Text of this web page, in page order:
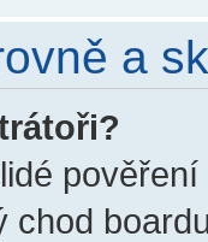
a
chod